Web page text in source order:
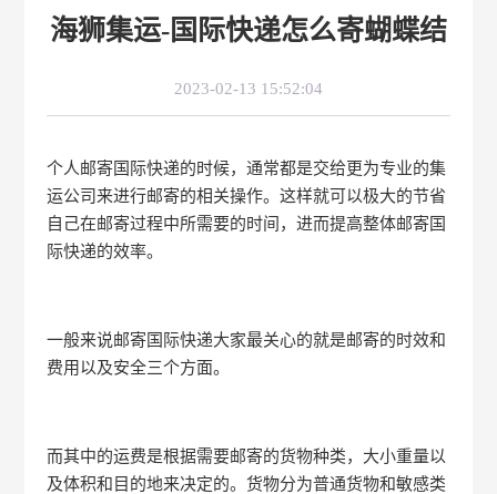
海狮集运-国际快递怎么寄蝴蝶结
2023-02-13 15:52:04
个人邮寄国际快递的时候，通常都是交给更为专业的集
运公司来进行邮寄的相关操作。这样就可以极大的节省
自己在邮寄过程中所需要的时间，进而提高整体邮寄国
际快递的效率。
一般来说邮寄国际快递大家最关心的就是邮寄的时效和
费用以及安全三个方面。
而其中的运费是根据需要邮寄的货物种类，大小重量以
及体积和目的地来决定的。货物分为普通货物和敏感类